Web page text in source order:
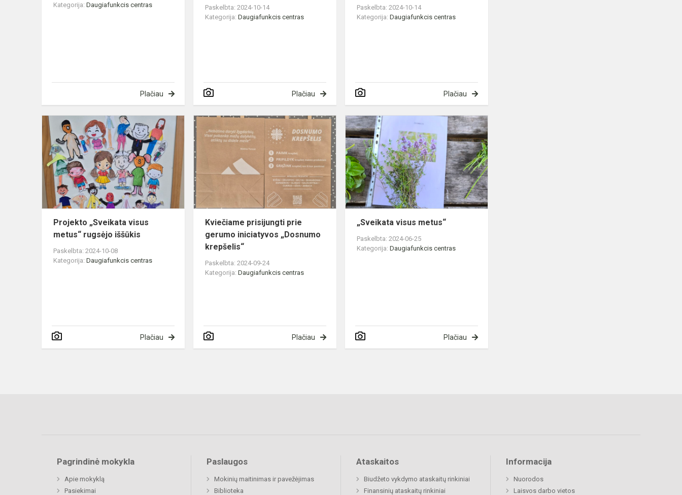
Kategorija: Daugiafunkcis centras
Plačiau
Paskelbta: 2024-10-14
Kategorija:Daugiafunkcis centras
Plačiau
Paskelbta: 2024-10-14
Kategorija:Daugiafunkcis centras
Plačiau
Projekto
„Sveikata
visus
metus“
rugsėjo
iššūkis
Projekto „Sveikata visus
metus“ rugsėjo iššūkis
Paskelbta: 2024-10-08
Kategorija: Daugiafunkcis centras
Plačiau
Kviečiame
prisijungti
prie
gerumo
iniciatyvos
„Dosnumo
krep...
Kviečiame prisijungti prie
gerumo iniciatyvos „Dosnumo
krepšelis“
Paskelbta: 2024-09-24
Kategorija:Daugiafunkcis centras
Plačiau
„Sveikata
visus
metus“
„Sveikata visus metus“
Paskelbta: 2024-06-25
Kategorija:Daugiafunkcis centras
Plačiau
Pagrindinė mokykla
Apie mokyklą
Pasiekimai
Paslaugos
Mokinių maitinimas ir pavežėjimas
Biblioteka
Ataskaitos
Biudžeto vykdymo ataskaitų rinkiniai
Finansinių ataskaitų rinkiniai
Informacija
Nuorodos
Laisvos darbo vietos